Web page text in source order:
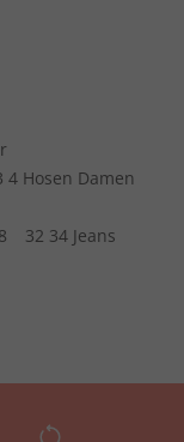
4 Hosen Damen
32 34 Jeans